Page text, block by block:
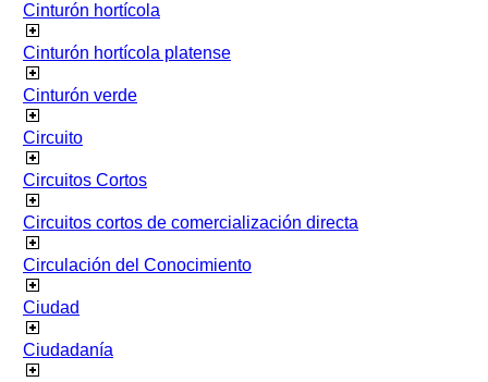
Cinturón hortícola
Cinturón hortícola platense
Cinturón verde
Circuito
Circuitos Cortos
Circuitos cortos de comercialización directa
Circulación del Conocimiento
Ciudad
Ciudadanía